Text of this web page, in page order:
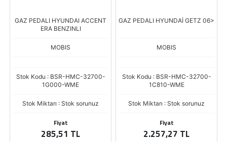
GAZ PEDALI HYUNDAI ACCENT
ERA BENZINLI
MOBIS
Stok Kodu : BSR-HMC-32700-
1G000-WME
Stok Miktarı : Stok sorunuz
Fiyat
285,51 TL
GAZ PEDALI HYUNDAİ GETZ 06>
MOBIS
Stok Kodu : BSR-HMC-32700-
1C810-WME
Stok Miktarı : Stok sorunuz
Fiyat
2.257,27 TL